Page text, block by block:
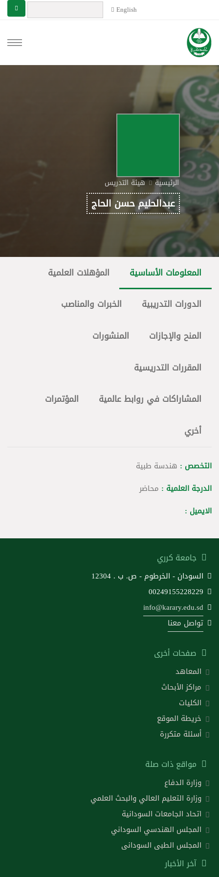
English
الرئيسية هيئة التدريس
عبدالحليم حسن الحاج
المعلومات الأساسية المؤهلات العلمية
الدورات التدريبية الخبرات والمناصب
المنح والإجازات المنشورات
المقررات التدريسية
المشاراكات في روابط عالمية المؤتمرات
أخري
التخصص : هندسة طبية
الدرجة العلمية : محاضر
الايميل :
جامعة كرري
السودان - الخرطوم - ص. ب . 12304
00249155228229
info@karary.edu.sd
تواصل معنا
صفحات أخرى
المعاهد
مراكز الأبحاث
الكليات
خريطة الموقع
أسئلة متكررة
مواقع ذات صلة
وزارة الدفاع
وزارة التعليم العالي والبحث العلمي
اتحاد الجامعات السودانية
المجلس الهندسي السوداني
المجلس الطبى السودانى
آخر الأخبار